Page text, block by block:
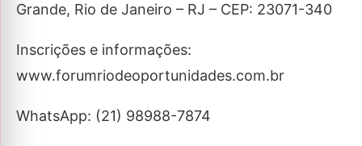
Grande, Rio de Janeiro – RJ – CEP: 23071-340
Inscrições e informações:
www.forumriodeoportunidades.com.br
WhatsApp: (21) 98988-7874